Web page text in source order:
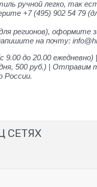
ручной легко, так
+7 (495) 902 54 79
регионов), оформите
на почту:
9.00 до 20.00
500 руб.) | Отправим
России.
СЕТЯХ